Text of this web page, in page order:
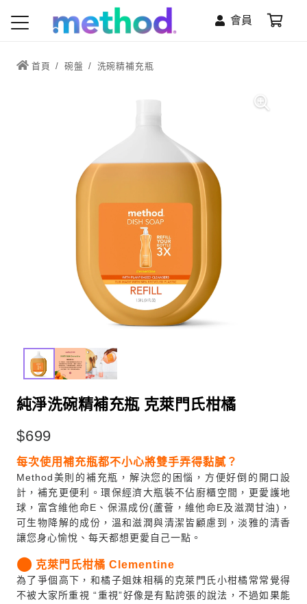
會員
首頁 / 碗盤 / 洗碗精補充瓶
純淨洗碗精補充瓶 克萊門氏柑橘
$699
每次使用補充瓶都不小心將雙手弄得黏膩？
Method美則的補充瓶，解決您的困惱，方便好倒的開口設
計，補充更便利。環保經濟大瓶裝不佔廚櫃空間，更愛護地
球，富含維他命E、保濕成份(蘆薈，維他命E及滋潤甘油)，
可生物降解的成份，溫和滋潤與清潔皆顧慮到，淡雅的清香
讓您身心愉悅、每天都想更愛自己一點。
⬤ 克萊門氏柑橘 Clementine
為了爭個高下，和橘子姐妹相稱的克萊門氏小柑橘常常覺得
不被大家所重視 “重視”好像是有點誇張的說法，不過如果能